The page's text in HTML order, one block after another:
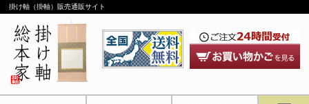
掛け軸（掛軸）販売通販サイト